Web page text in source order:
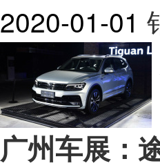
2020-01-01
广州车展：